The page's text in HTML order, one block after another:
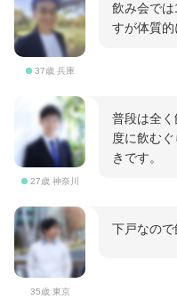
37歳 兵庫
飲み会で
すが体質的
27歳 神奈川
普段は全
度に飲む
きです。
35歳 東京
下戸なの